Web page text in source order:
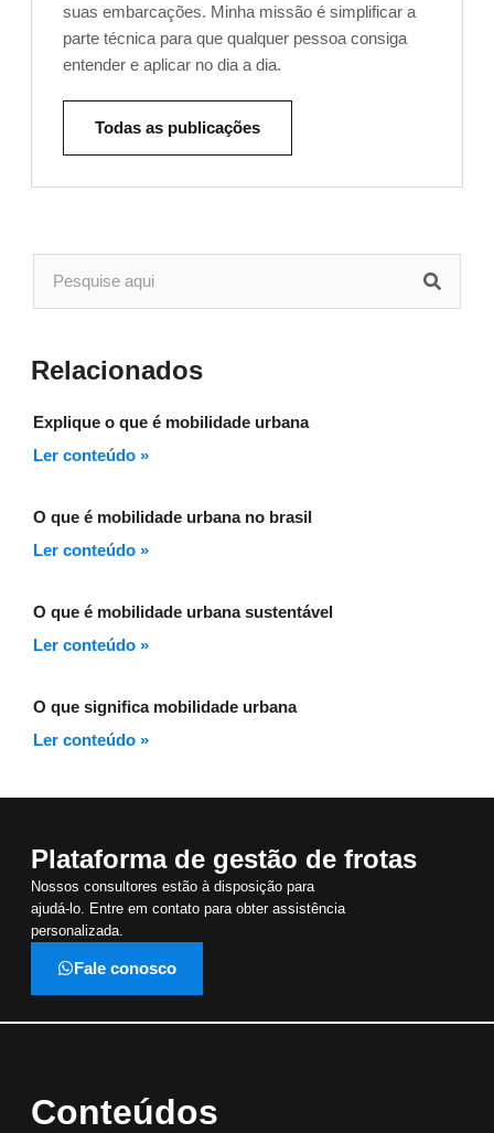
suas embarcações. Minha missão é simplificar a
parte técnica para que qualquer pessoa consiga
entender e aplicar no dia a dia.
Todas as publicações
Relacionados
Explique o que é mobilidade urbana
Ler conteúdo »
O que é mobilidade urbana no brasil
Ler conteúdo »
O que é mobilidade urbana sustentável
Ler conteúdo »
O que significa mobilidade urbana
Ler conteúdo »
Plataforma de gestão de frotas
Nossos consultores estão à disposição para
ajudá-lo. Entre em contato para obter assistência
personalizada.
Fale conosco
Conteúdos